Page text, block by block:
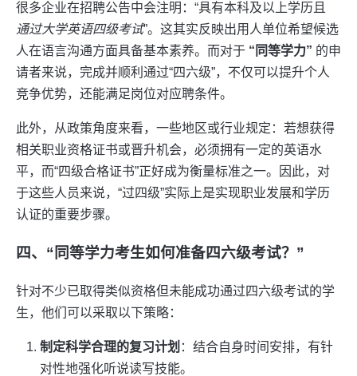
很多企业在招聘公告中会注明：“具有本科及以上学历且
通过大学英语四级考试”。这其实反映出用人单位希望候选
人在语言沟通方面具备基本素养。而对于 “同等学力” 的申
请者来说，完成并顺利通过“四六级”，不仅可以提升个人
竞争优势，还能满足岗位对应聘条件。
此外，从政策角度来看，一些地区或行业规定：若想获得
相关职业资格证书或晋升机会，必须拥有一定的英语水
平，而“四级合格证书”正好成为衡量标准之一。因此，对
于这些人员来说，“过四级”实际上是实现职业发展和学历
认证的重要步骤。
四、“同等学力考生如何准备四六级考试？”
针对不少已取得类似资格但未能成功通过四六级考试的学
生，他们可以采取以下策略：
制定科学合理的复习计划 ：结合自身时间安排，有针
对性地强化听说读写技能。